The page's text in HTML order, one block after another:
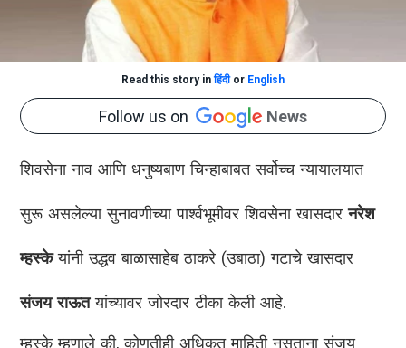
हिंदी
Follow us on News
शिवसेना नाव आणि धनुष्यबाण चिन्हाबाबत सर्वोच्च न्यायालयात
सुरू असलेल्या सुनावणीच्या पार्श्वभूमीवर शिवसेना खासदारनरेश
म्हस्केयांनी उद्धव बाळासाहेब ठाकरे (उबाठा) गटाचे खासदार
संजय राऊतयांच्यावर जोरदार टीका केली आहे.
म्हस्के म्हणाले की, कोणतीही अधिकृत माहिती नसताना संजय